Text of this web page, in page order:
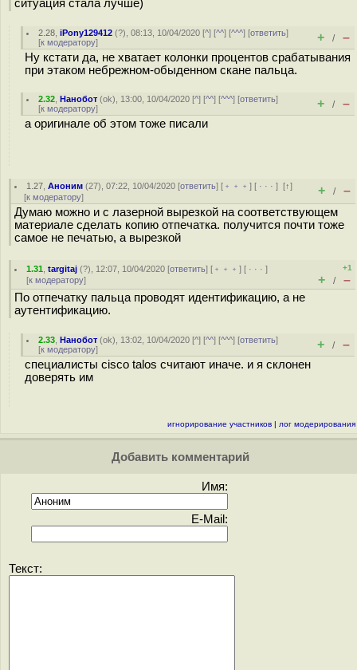
ситуация стала лучше)
2.28 ,iPony129412 (?), 08:13, 10/04/2020 [^] [^^] [^^^] [ответить]
[к модератору] + / –
Ну кстати да, не хватает колонки процентов срабатывания
при этаком небрежном-обыденном скане пальца.
2.32 ,Нанобот (ok), 13:00, 10/04/2020 [^] [^^] [^^^] [ответить]
[к модератору] + / –
а оригинале об этом тоже писали
1.27 ,Аноним (27), 07:22, 10/04/2020 [ответить] [ ﹢﹢﹢] [ · · ·][↑]
[к модератору] + / –
Думаю можно и с лазерной вырезкой на соответствующем
материале сделать копию отпечатка. получится почти тоже
самое не печатью, а вырезкой
1.31 ,targitaj (?), 12:07, 10/04/2020 [ответить] [ ﹢﹢﹢] [ · · ·]
[к модератору]
+1
+ / –
По отпечатку пальца проводят идентификацию, а не
аутентификацию.
2.33 ,Нанобот (ok), 13:02, 10/04/2020 [^] [^^] [^^^] [ответить]
[к модератору] + / –
специалисты cisco talos считают иначе. и я склонен
доверять им
игнорирование участников | лог модерирования
Добавить комментарий
Имя:
E-Mail:
Текст: